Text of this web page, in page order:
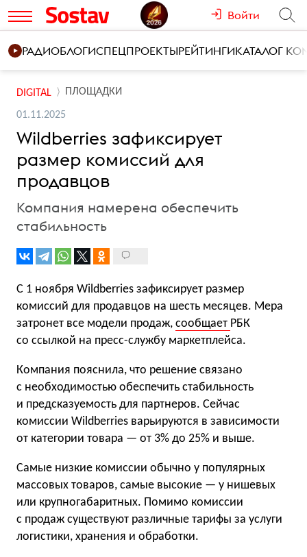
Войти
РАДИОБЛОГИСПЕЦПРОЕКТЫРЕЙТИНГИКАТАЛОГ
DIGITAL ПЛОЩАДКИ
01.11.2025
Wildberries зафиксирует
размер комиссий для
продавцов
Компания намерена обеспечить
стабильность
С 1 ноября Wildberries зафиксирует размер
комиссий для продавцов на шесть месяцев. Мера
затронет все модели продаж, сообщает РБК
со ссылкой на пресс-службу маркетплейса.
Компания пояснила, что решение связано
с необходимостью обеспечить стабильность
и предсказуемость для партнеров. Сейчас
комиссии Wildberries варьируются в зависимости
от категории товара — от 3% до 25% и выше.
Самые низкие комиссии обычно у популярных
массовых товаров, самые высокие — у нишевых
или крупногабаритных. Помимо комиссии
с продаж существуют различные тарифы за услуги
логистики, хранения и обработки.